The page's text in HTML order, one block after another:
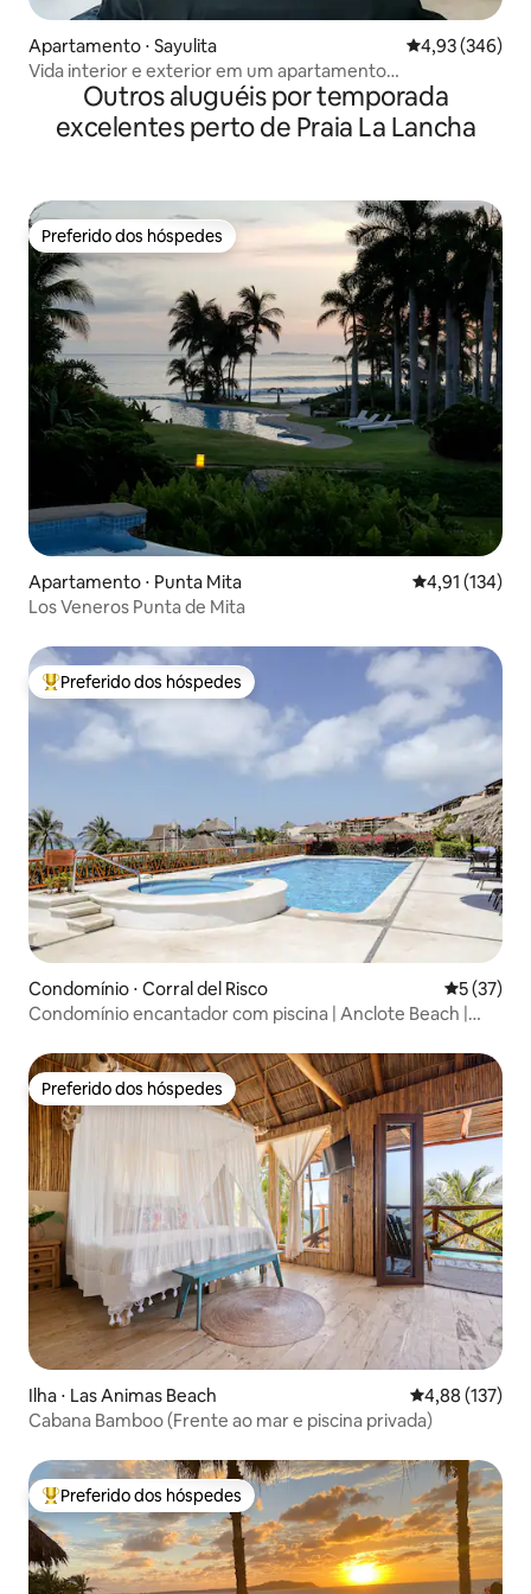
Apartamento ⋅ Sayulita 4,93 de uma
4,93 (346)
Vida interior e exterior em um apartamento
aconchegante cercado de vegetação
Outros aluguéis por temporada
excelentes perto de Praia La Lancha
Preferido dos hóspedes
Preferido dos hóspedes
Apartamento ⋅ Punta Mita 4,91 de uma
4,91 (134)
Los Veneros Punta de Mita
Entre os melhores preferidos dos hóspedes
Preferido dos hóspedes
Condomínio ⋅ Corral del Risco 5 de uma
5 (37)
Condomínio encantador com piscina | Anclote Beach |
Preferido dos hóspedes
Preferido dos hóspedes
Ilha ⋅ Las Animas Beach 4,88 de uma
4,88 (137)
Cabana Bamboo (Frente ao mar e piscina privada)
Entre os melhores preferidos dos hóspedes
Preferido dos hóspedes